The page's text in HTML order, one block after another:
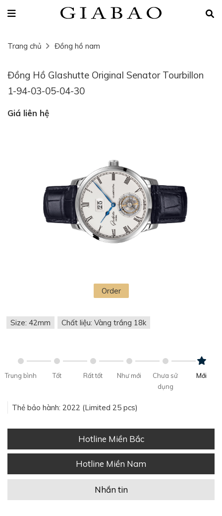
Trang chủ Đồng hồ nam
Đồng Hồ Glashutte Original Senator Tourbillon
1-94-03-05-04-30
Giá liên hệ
Order
Size: 42mm Chất liệu: Vàng trắng 18k
Trung bình Tốt Rất tốt Như mới
Chưa sử
dụng
Mới
Thẻ bảo hành: 2022 (Limited 25 pcs)
Hotline Miền Bắc
Hotline Miền Nam
Nhắn tin